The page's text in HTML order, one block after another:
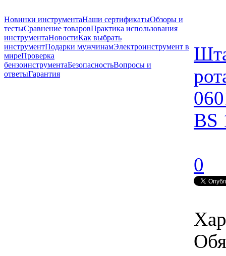
Новинки инструментаНаши сертификатыОбзоры и
тестыСравнение товаровПрактика использования
инструментаНовостиКак выбрать
инструментПодарки мужчинамЭлектроинструмент в
миреПроверка
бензоинструментаБезопасностьВопросы и
ответыГарантия
BS
0